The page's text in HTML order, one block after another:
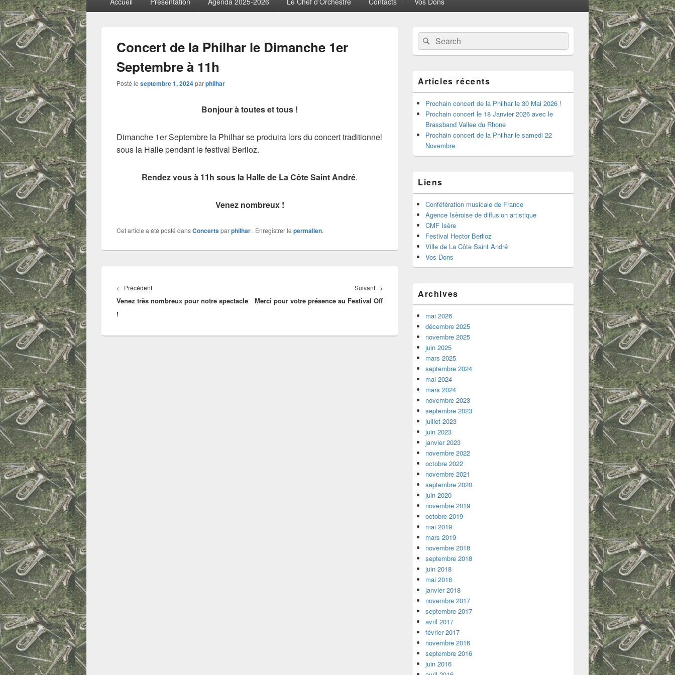
principal
Concert de la Philhar le Dimanche 1er
Septembre à 11h
Posté le septembre 1, 2024parphilhar
Bonjour à toutes et tous !
Dimanche 1er Septembre la Philhar se produira lors du concert traditionnel
sous la Halle pendant le festival Berlioz.
Rendez vous à 11h sous la Halle de La Côte Saint André.
Venez nombreux !
Cet article a été posté dansConcertsparphilhar . Enregistrer le permalien.
de
l’article
← PrécédentArticle
précédent :
Venez très nombreux pour notre spectacle
!
Suivant →
suivant :
Merci pour votre présence au Festival Off
Zone
principale
de
widget
barre
latérale
Recherche :Rechercher
Articles récents
Prochain concert de la Philhar le 30 Mai 2026 !
Prochain concert le 18 Janvier 2026 avec le
Brassband Vallee du Rhone
Prochain concert de la Philhar le samedi 22
Novembre
Liens
Conféfération musicale de France
Agence Isèroise de diffusion artistique
CMF Isère
Festival Hector Berlioz
Ville de La Côte Saint André
Vos Dons
Archives
mai 2026
décembre 2025
novembre 2025
juin 2025
mars 2025
septembre 2024
mai 2024
mars 2024
novembre 2023
septembre 2023
juillet 2023
juin 2023
janvier 2023
novembre 2022
octobre 2022
novembre 2021
septembre 2020
juin 2020
novembre 2019
octobre 2019
mai 2019
mars 2019
novembre 2018
septembre 2018
juin 2018
mai 2018
janvier 2018
novembre 2017
septembre 2017
avril 2017
février 2017
novembre 2016
septembre 2016
juin 2016